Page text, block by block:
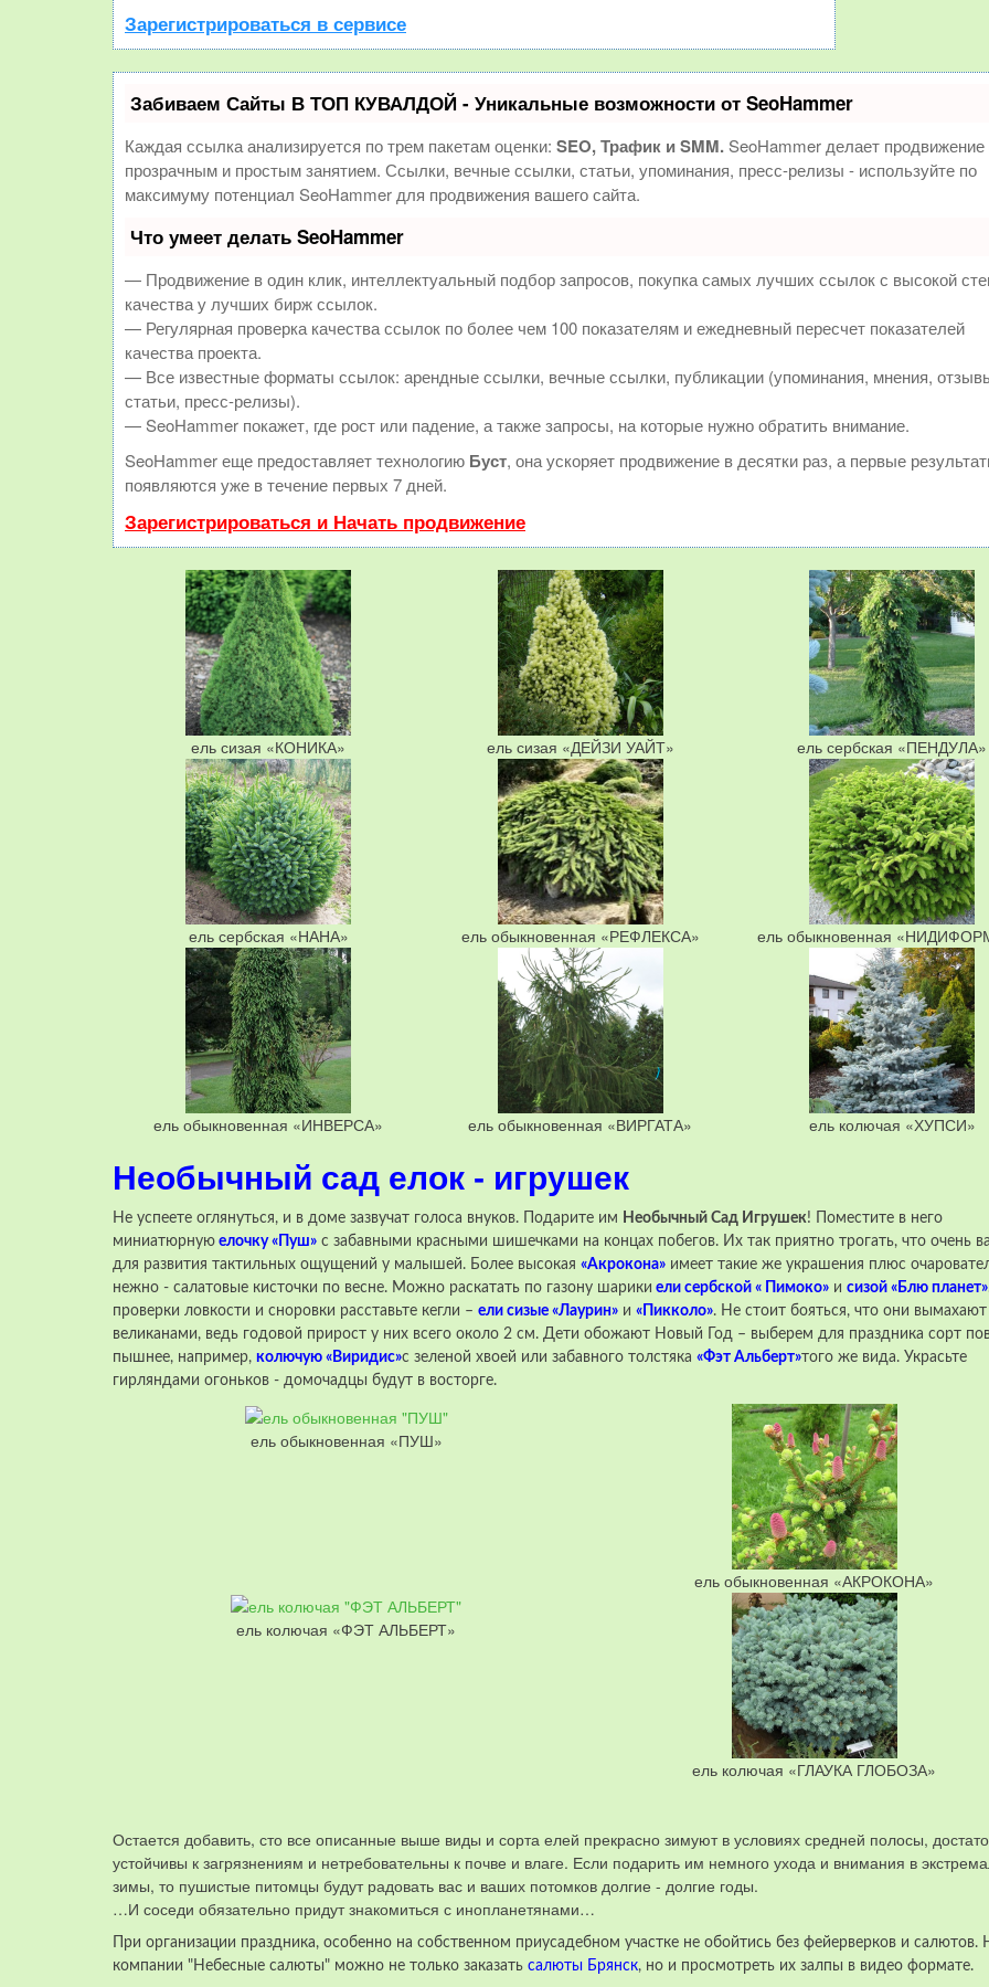
Зарегистрироваться в сервисе
Забиваем Сайты В ТОП КУВАЛДОЙ - Уникальные возможности от SeoHammer
Каждая ссылка анализируется по трем пакетам оценки: SEO, Трафик и SMM.SeoHammer делает продвижение
прозрачным и простым занятием. Ссылки, вечные ссылки, статьи, упоминания, пресс-релизы - используйте по
максимуму потенциал SeoHammer для продвижения вашего сайта.
Что умеет делать SeoHammer
— Продвижение в один клик, интеллектуальный подбор запросов, покупка самых лучших ссылок с высокой
качества у лучших бирж ссылок.
— Регулярная проверка качества ссылок по более чем 100 показателям и ежедневный пересчет показателей
качества проекта.
— Все известные форматы ссылок: арендные ссылки, вечные ссылки, публикации (упоминания, мнения,
статьи, пресс-релизы).
— SeoHammer покажет, где рост или падение, а также запросы, на которые нужно обратить внимание.
SeoHammer еще предоставляет технологию Буст, она ускоряет продвижение в десятки раз, а первые
появляются уже в течение первых 7 дней.
Зарегистрироваться и Начать продвижение
ель сизая «КОНИКА» ель сизая «ДЕЙЗИ УАЙТ» ель сербская «ПЕНДУЛА»
ель сербская «НАНА» ель обыкновенная «РЕФЛЕКСА» ель обыкновенная
ель обыкновенная «ИНВЕРСА» ель обыкновенная «ВИРГАТА» ель колючая «ХУПСИ»
Необычный сад елок - игрушек
Не успеете оглянуться, и в доме зазвучат голоса внуков. Подарите им Необычный Сад Игрушек! Поместите в него
миниатюрную елочку «Пуш» с забавными красными шишечками на концах побегов. Их так приятно трогать, что очень
для развития тактильных ощущений у малышей. Более высокая «Акрокона» имеет такие же украшения плюс
нежно - салатовые кисточки по весне. Можно раскатать по газону шарики ели сербской « Пимоко» и сизой «Блю планет»
проверки ловкости и сноровки расставьте кегли – ели сизые «Лаурин» и «Пикколо». Не стоит бояться, что они вымахают
великанами, ведь годовой прирост у них всего около 2 см. Дети обожают Новый Год – выберем для праздника сорт
пышнее, например, колючую «Виридис»с зеленой хвоей или забавного толстяка «Фэт Альберт»того же вида. Украсьте
гирляндами огоньков - домочадцы будут в восторге.
ель обыкновенная «ПУШ»
ель обыкновенная «АКРОКОНА»
ель колючая «ФЭТ АЛЬБЕРТ»
ель колючая «ГЛАУКА ГЛОБОЗА»
Остается добавить, сто все описанные выше виды и сорта елей прекрасно зимуют в условиях средней полосы,
устойчивы к загрязнениям и нетребовательны к почве и влаге. Если подарить им немного ухода и внимания в
зимы, то пушистые питомцы будут радовать вас и ваших потомков долгие - долгие годы.
…И соседи обязательно придут знакомиться с инопланетянами…
При организации праздника, особенно на собственном приусадебном участке не обойтись без фейерверков и салютов.
компании "Небесные салюты" можно не только заказать салюты Брянск, но и просмотреть их залпы в видео формате.